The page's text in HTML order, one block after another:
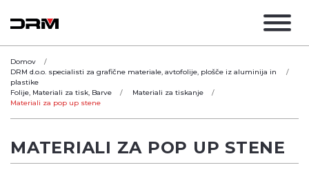
Domov
DRM d.o.o. specialisti za grafične materiale, avtofolije, plošče iz aluminija in
plastike
Folije, Materiali za tisk, Barve
Materiali za tiskanje
Materiali za pop up stene
MATERIALI ZA POP UP STENE